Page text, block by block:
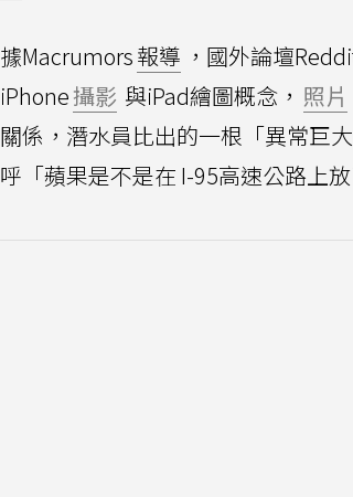
據Macrumors報導 ，國外論壇
iPhone攝影 與iPad繪圖概念， 照片
關係，潛水員比出的一根「異常巨
呼「蘋果是不是在 I-95高速公路上